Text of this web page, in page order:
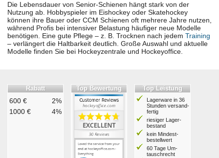
Die Lebensdauer von Senior-Schienen hängt stark von der
Nutzung ab. Hobbyspieler im Eishockey oder Skatehockey
können ihre Bauer oder CCM Schienen oft mehrere Jahre nutzen,
während Profis bei intensiver Belastung häufiger neue Modelle
benötigen. Eine gute Pflege – z. B. Trocknen nach jedem Training
– verlängert die Haltbarkeit deutlich. Große Auswahl und aktuelle
Modelle finden Sie bei Hockeyzentrale und Hockeyoffice.
Rabatt
600 €
2%
1000 €
4%
Top Bewertung Top Leistung
Lagerware in 36
Stunden ver­sand­
fertig
riesiger Lager­
bestand
kein Mindest­
bestell­wert
60 Tage Um­
tausch­recht